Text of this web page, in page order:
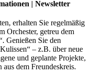
| Newsletter
erhalten Sie regelmäßig
Orchester, getreu dem
Genießen Sie den
– z.B. über neue
und geplante Projekte,
dem Freundeskreis.